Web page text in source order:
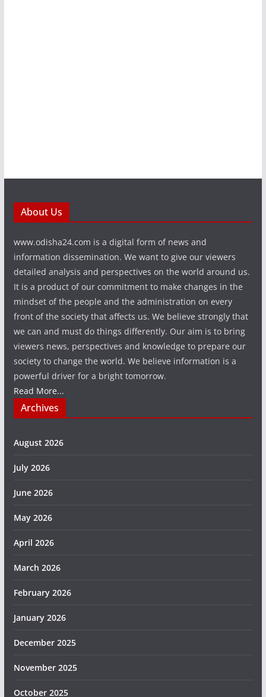
About Us
www.odisha24.com is a digital form of news and
information dissemination. We want to give our viewers
detailed analysis and perspectives on the world around us.
It is a product of our commitment to make changes in the
mindset of the people and the administration on every
front of the society that affects us. We believe strongly that
we can and must do things differently. Our aim is to bring
viewers news, perspectives and knowledge to prepare our
society to change the world. We believe information is a
powerful driver for a bright tomorrow.
Read More...
Archives
August 2026
July 2026
June 2026
May 2026
April 2026
March 2026
February 2026
January 2026
December 2025
November 2025
October 2025